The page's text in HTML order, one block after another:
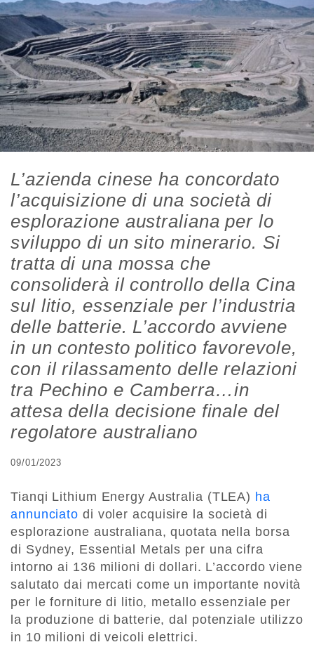
L’azienda cinese ha concordato
l’acquisizione di una società di
esplorazione australiana per lo
sviluppo di un sito minerario. Si
tratta di una mossa che
consoliderà il controllo della Cina
sul litio, essenziale per l’industria
delle batterie. L’accordo avviene
in un contesto politico favorevole,
con il rilassamento delle relazioni
tra Pechino e Camberra…in
attesa della decisione finale del
regolatore australiano
09/01/2023
Tianqi Lithium Energy Australia (TLEA) ha
annunciato di voler acquisire la società di
esplorazione australiana, quotata nella borsa
di Sydney, Essential Metals per una cifra
intorno ai 136 milioni di dollari. L’accordo viene
salutato dai mercati come un importante novità
per le forniture di litio, metallo essenziale per
la produzione di batterie, dal potenziale utilizzo
in 10 milioni di veicoli elettrici.